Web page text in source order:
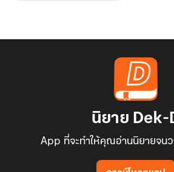
นิยาย Dek-
App ที่จะทำให้คุณอ่านนิยายจนว